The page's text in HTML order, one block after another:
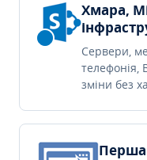
Хмара,
Сервери,
телефонія,
зміни без
Перша